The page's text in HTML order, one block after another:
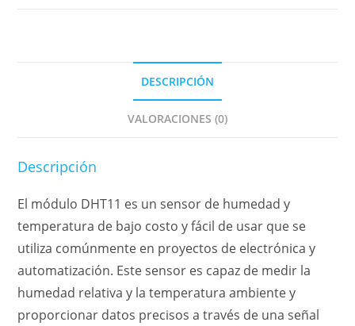
DESCRIPCIÓN
VALORACIONES (0)
Descripción
El módulo DHT11 es un sensor de humedad y
temperatura de bajo costo y fácil de usar que se
utiliza comúnmente en proyectos de electrónica y
automatización. Este sensor es capaz de medir la
humedad relativa y la temperatura ambiente y
proporcionar datos precisos a través de una señal